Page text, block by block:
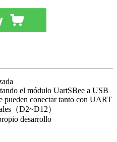
el módulo UartSBee a USB
conectar tanto con UART
（D2~D12）
desarrollo